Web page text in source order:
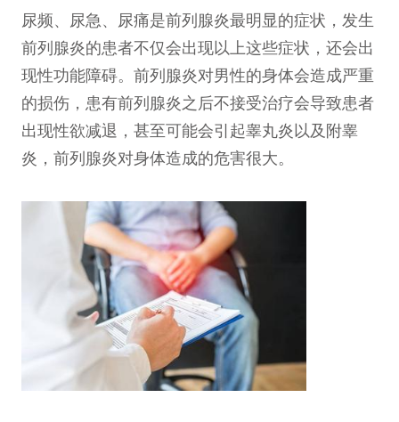
尿频、尿急、尿痛是前列腺炎最明显的症状，发生
前列腺炎的患者不仅会出现以上这些症状，还会出
现性功能障碍。前列腺炎对男性的身体会造成严重
的损伤，患有前列腺炎之后不接受治疗会导致患者
出现性欲减退，甚至可能会引起睾丸炎以及附睾
炎，前列腺炎对身体造成的危害很大。